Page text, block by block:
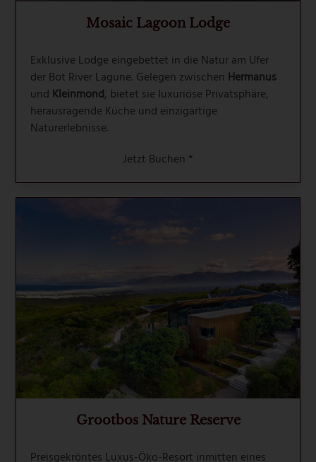
Mosaic Lagoon Lodge
Exklusive Lodge eingebettet in die Natur am Ufer
der Bot River Lagune. Gelegen zwischen Hermanus
und Kleinmond, bietet sie luxuriöse Privatsphäre,
herausragende Küche und einzigartige
Naturerlebnisse.
Jetzt Buchen *
Grootbos Nature Reserve
Preisgekröntes Luxus-Öko-Resort inmitten eines